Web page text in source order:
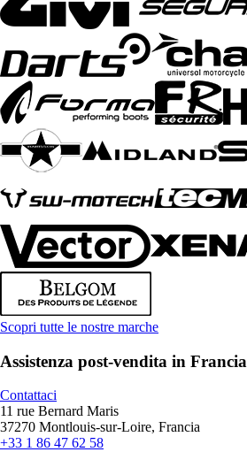
Scopri tutte le nostre marche
Assistenza post-vendita in Francia
Contattaci
11 rue Bernard Maris
37270 Montlouis-sur-Loire, Francia
+33 1 86 47 62 58